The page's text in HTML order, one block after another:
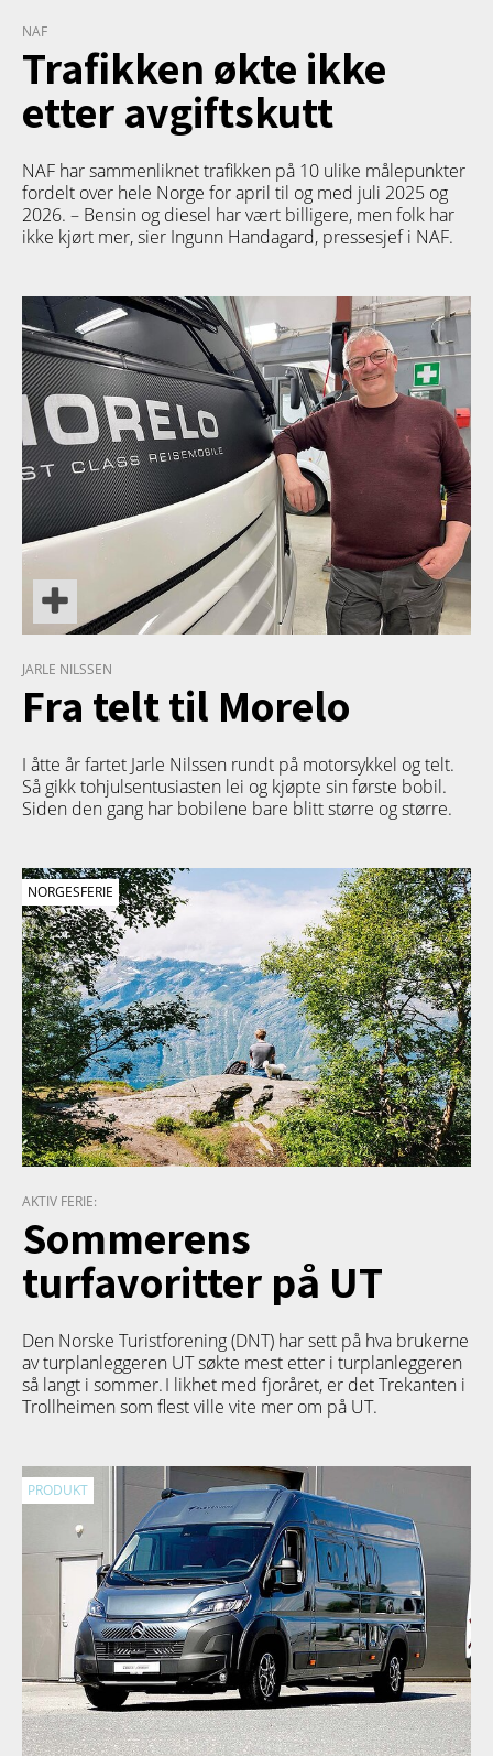
NAF
Trafikken økte ikke
etter avgiftskutt
NAF har sammenliknet trafikken på 10 ulike målepunkter
fordelt over hele Norge for april til og med juli 2025 og
2026. – Bensin og diesel har vært billigere, men folk har
ikke kjørt mer, sier Ingunn Handagard, pressesjef i NAF.
TETT PÅ
JARLE NILSSEN
Fra telt til Morelo
I åtte år fartet Jarle Nilssen rundt på motorsykkel og telt.
Så gikk tohjulsentusiasten lei og kjøpte sin første bobil.
Siden den gang har bobilene bare blitt større og større.
NORGESFERIE
AKTIV FERIE:
Sommerens
turfavoritter på UT
Den Norske Turistforening (DNT) har sett på hva brukerne
av turplanleggeren UTsøkte mest etter i turplanleggeren
så langt i sommer. I likhet med fjoråret, er det Trekanten i
Trollheimen som flest ville vite mer om på UT.
PRODUKT